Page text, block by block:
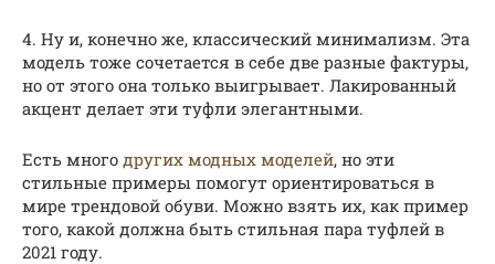
4. Ну и, конечно же, классический минимализм. Эта
модель тоже сочетается в себе две разные фактуры,
но от этого она только выигрывает. Лакированный
акцент делает эти туфли элегантными.
Есть много других модных моделей, но эти
стильные примеры помогут ориентироваться в
мире трендовой обуви. Можно взять их, как пример
того, какой должна быть стильная пара туфлей в
2021 году.